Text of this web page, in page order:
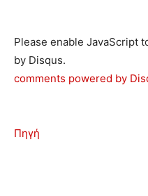
Please enable JavaScript
by Disqus.
comments powered by
Πηγή